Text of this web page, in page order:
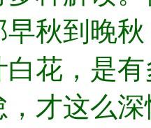
早秋到晚
白花，是
，才这么